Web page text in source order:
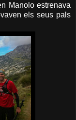
Manolo estrenava
els seus pals